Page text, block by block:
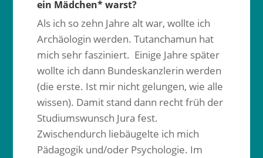
ein Mädchen* warst?
Als ich so zehn Jahre alt war, wollte ich
Archäologin werden. Tutanchamun hat
mich sehr fasziniert. Einige Jahre später
wollte ich dann Bundeskanzlerin werden
(die erste. Ist mir nicht gelungen, wie alle
wissen). Damit stand dann recht früh der
Studiumswunsch Jura fest.
Zwischendurch liebäugelte ich mich
Pädagogik und/oder Psychologie. Im